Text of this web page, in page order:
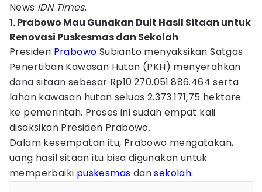
News IDN Times.
1. Prabowo Mau Gunakan Duit Hasil Sitaan untuk
Renovasi Puskesmas dan Sekolah
Presiden Prabowo Subianto menyaksikan Satgas
Penertiban Kawasan Hutan (PKH) menyerahkan
dana sitaan sebesar Rp10.270.051.886.464 serta
lahan kawasan hutan seluas 2.373.171,75 hektare
ke pemerintah. Proses ini sudah empat kali
disaksikan Presiden Prabowo.
Dalam kesempatan itu, Prabowo mengatakan,
uang hasil sitaan itu bisa digunakan untuk
memperbaiki puskesmas dansekolah.